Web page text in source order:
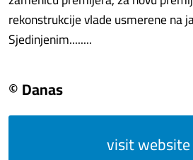
rekonstrukcije vlade usmerene na
Sjedinjenim........
© Danas
visit website